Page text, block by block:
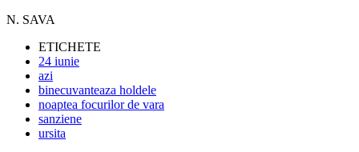
N. SAVA
ETICHETE
24 iunie
azi
binecuvanteaza holdele
noaptea focurilor de vara
sanziene
ursita